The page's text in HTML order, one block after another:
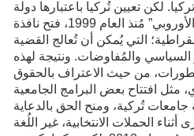
لكن تعيين تُركيا باعتبارها دولة
“مُرشحة للانضمام للاتحاد الأوروبي” مُنذ العام 1999، فتح نافذة
التي يُمكن أن تُعالج القضية
السياسي والمُفاوضات. ونتيجة لهذه
من حيث الاعتراف بالحقوق
مثل افتتاح بعض البرامج الجامعية
جامعات تُركية، ومنح الحق بالدعاية
الحملات الانتخابية، غير اللُغة